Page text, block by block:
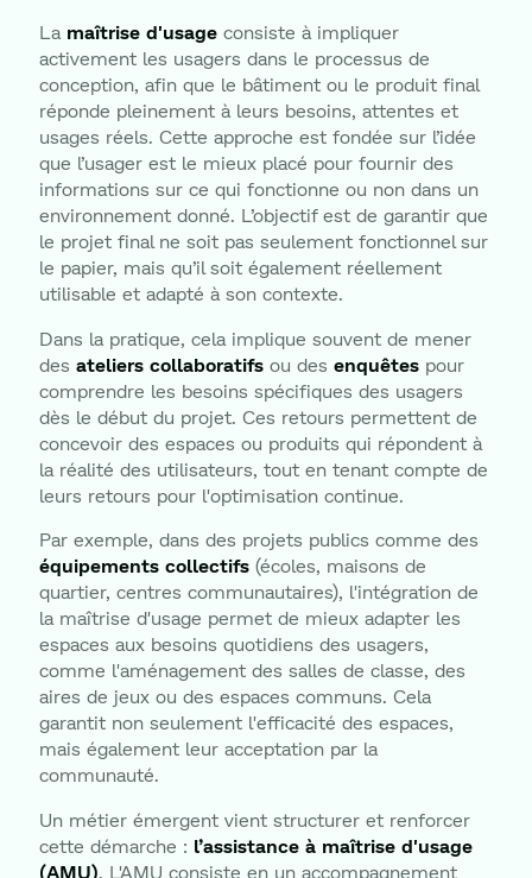
La maîtrise d'usageconsiste à impliquer
activement les usagers dans le processus de
conception, afin que le bâtiment ou le produit final
réponde pleinement à leurs besoins, attentes et
usages réels. Cette approche est fondée sur l’idée
que l’usager est le mieux placé pour fournir des
informations sur ce qui fonctionne ou non dans un
environnement donné. L’objectif est de garantir que
le projet final ne soit pas seulement fonctionnel sur
le papier, mais qu’il soit également réellement
utilisable et adapté à son contexte.
Dans la pratique, cela implique souvent de mener
des ateliers collaboratifsou des enquêtespour
comprendre les besoins spécifiques des usagers
dès le début du projet. Ces retours permettent de
concevoir des espaces ou produits qui répondent à
la réalité des utilisateurs, tout en tenant compte de
leurs retours pour l'optimisation continue.
Par exemple, dans des projets publics comme des
équipements collectifs(écoles, maisons de
quartier, centres communautaires), l'intégration de
la maîtrise d'usage permet de mieux adapter les
espaces aux besoins quotidiens des usagers,
comme l'aménagement des salles de classe, des
aires de jeux ou des espaces communs. Cela
garantit non seulement l'efficacité des espaces,
mais également leur acceptation par la
communauté.
Un métier émergent vient structurer et renforcer
cette démarche : l’assistance à maîtrise d'usage
(AMU). L'AMU consiste en un accompagnement